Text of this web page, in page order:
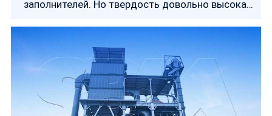
заполнителей. Но твердость довольно высока,